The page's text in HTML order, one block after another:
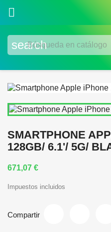

search
SMARTPHONE
128GB/ 6.1'/ 5G/
671,07 €
Impuestos incluidos
Compartir